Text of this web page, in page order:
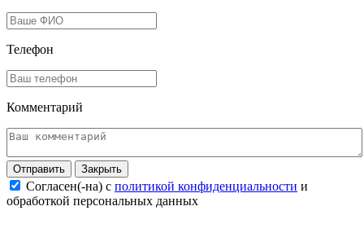
Телефон
Комментарий
Закрыть
Согласен(-на) c политикой конфиденциальности и
обработкой персональных данных